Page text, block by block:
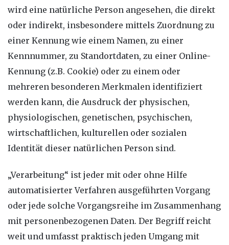
wird eine natürliche Person angesehen, die direkt
oder indirekt, insbesondere mittels Zuordnung zu
einer Kennung wie einem Namen, zu einer
Kennnummer, zu Standortdaten, zu einer Online-
Kennung (z.B. Cookie) oder zu einem oder
mehreren besonderen Merkmalen identifiziert
werden kann, die Ausdruck der physischen,
physiologischen, genetischen, psychischen,
wirtschaftlichen, kulturellen oder sozialen
Identität dieser natürlichen Person sind.
„Verarbeitung“ ist jeder mit oder ohne Hilfe
automatisierter Verfahren ausgeführten Vorgang
oder jede solche Vorgangsreihe im Zusammenhang
mit personenbezogenen Daten. Der Begriff reicht
weit und umfasst praktisch jeden Umgang mit